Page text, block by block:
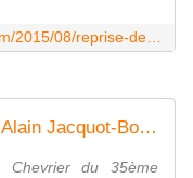
Le 35ème - la retraite de 1914 - Alain Jacquot-Boileau
Chevrier du 35ème